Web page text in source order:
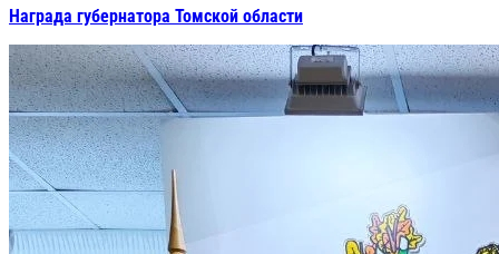
Награда губернатора Томской области